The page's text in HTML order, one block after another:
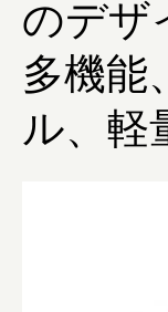
のデザ
多機能
ル、軽